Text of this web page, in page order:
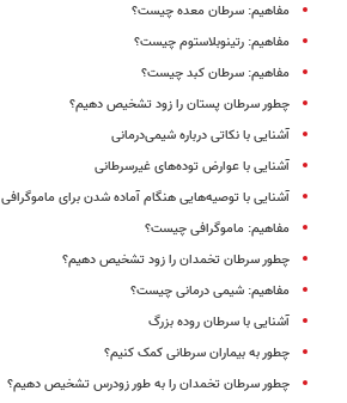
مفاهیم: سرطان معده چیست؟
مفاهیم: رتینوبلاستوم چیست؟
مفاهیم: سرطان کبد چیست؟
چطور سرطان پستان را زود تشخیص دهیم؟
آشنایی با نکاتی درباره شیمی‌درمانی
آشنایی با عوارض توده‌های غیرسرطانی
آشنایی با توصیه‌هایی هنگام آماده شدن برای ماموگرافی
مفاهیم: ماموگرافی چیست؟
چطور سرطان تخمدان را زود تشخیص دهیم؟
مفاهیم: شیمی‌ درمانی چیست؟
آشنایی با سرطان روده بزرگ
چطور به بیماران سرطانی کمک کنیم؟
چطور سرطان تخمدان را به طور زودرس تشخیص دهیم؟